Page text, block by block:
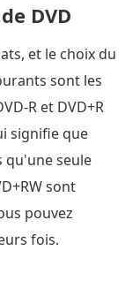
DVD
et le choix du
sont les
R et DVD+R
signifie que
qu'une seule
sont
pouvez
fois.